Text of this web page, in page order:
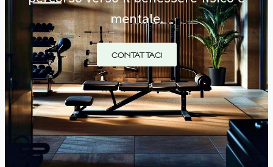
mentale.
CONTATTACI